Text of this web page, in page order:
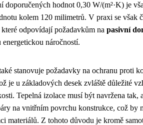
doporučených hodnot 0,30 W/(m²·K) je
kolem 120 milimetrů. V praxi se však
odpovídají požadavkům na pasivní
náročností.
stanovuje požadavky na ochranu proti
je u základových desek zvláště důležité
Tepelná izolace musí být navržena tak,
na vnitřním povrchu konstrukce, což by
materiálů. Z tohoto důvodu je kromě